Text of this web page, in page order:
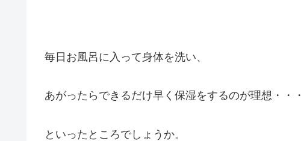
毎日お風呂に入って身体を洗い、
あがったらできるだけ早く保湿をするのが理想・・・
といったところでしょうか。